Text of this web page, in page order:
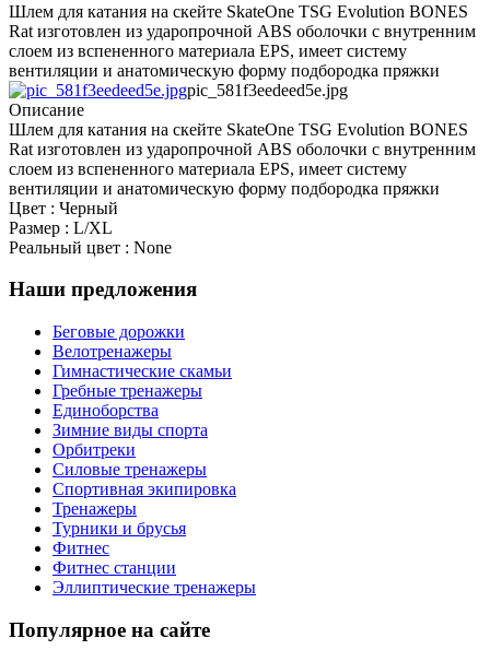
Шлем для катания на скейте SkateOne TSG Evolution BONES
Rat изготовлен из ударопрочной ABS оболочки с внутренним
слоем из вспененного материала EPS, имеет систему
вентиляции и анатомическую форму подбородка пряжки
pic_581f3eedeed5e.jpg
Описание
Шлем для катания на скейте SkateOne TSG Evolution BONES
Rat изготовлен из ударопрочной ABS оболочки с внутренним
слоем из вспененного материала EPS, имеет систему
вентиляции и анатомическую форму подбородка пряжки
Цвет : Черный
Размер : L/XL
Реальный цвет : None
Наши предложения
Беговые дорожки
Велотренажеры
Гимнастические скамьи
Гребные тренажеры
Единоборства
Зимние виды спорта
Орбитреки
Силовые тренажеры
Спортивная экипировка
Тренажеры
Турники и брусья
Фитнес
Фитнес станции
Эллиптические тренажеры
Популярное на сайте